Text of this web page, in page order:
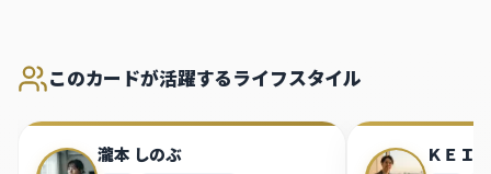
このカードが活躍するライフスタイル
瀧本 しのぶ ＫＥＩ